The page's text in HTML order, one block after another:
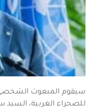
سيقوم المبعوث الشخصي
للصحراء الغربية، السيد